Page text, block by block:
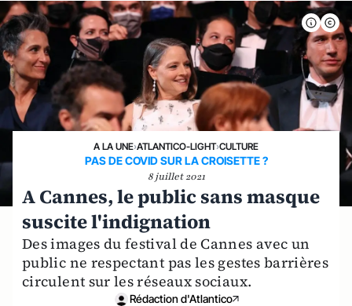
A LA UNE›ATLANTICO-LIGHT›CULTURE
PAS DE COVID SUR LA CROISETTE ?
8 juillet 2021
A Cannes, le public sans masque
suscite l'indignation
Des images du festival de Cannes avec un
public ne respectant pas les gestes barrières
circulent sur les réseaux sociaux.
Rédaction d'Atlantico